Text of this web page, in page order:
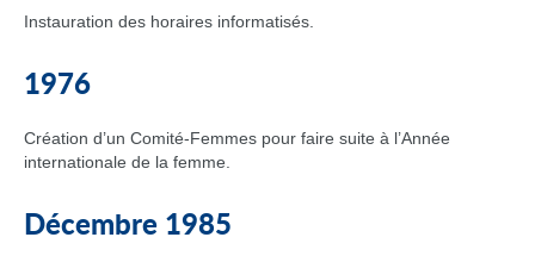
Instauration des horaires informatisés.
1976
Création d’un Comité-Femmes pour faire suite à l’Année
internationale de la femme.
Décembre 1985